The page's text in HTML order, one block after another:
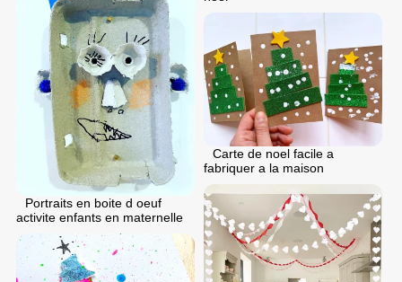
Portraits en boite d oeuf
activite enfants en maternelle
Carte de noel facile a
fabriquer a la maison